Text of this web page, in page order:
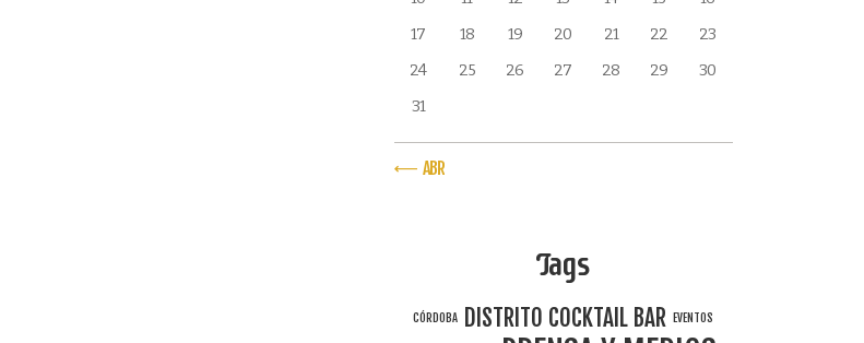
17
18 19 20 21 22
23
24
25 26 27 28 29
30
31
« ABR
Tags
CÓRDOBA DISTRITO COCKTAIL BAR EVENTOS